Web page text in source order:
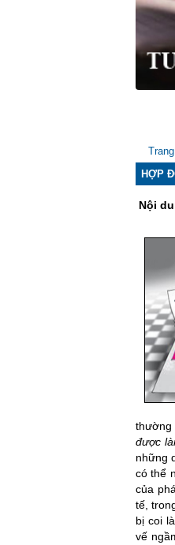
HỢP
Nội
được
những
có thể
của
tế,
bị coi
vế